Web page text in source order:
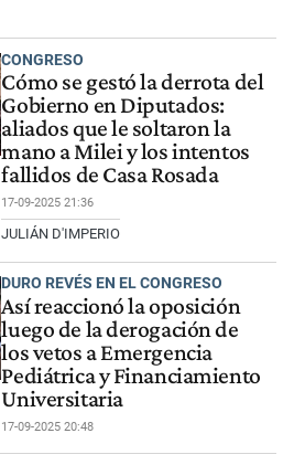
CONGRESO
Cómo se gestó la derrota del
Gobierno en Diputados:
aliados que le soltaron la
mano a Milei y los intentos
fallidos de Casa Rosada
17-09-2025 21:36
JULIÁN D'IMPERIO
DURO REVÉS EN EL CONGRESO
Así reaccionó la oposición
luego de la derogación de
los vetos a Emergencia
Pediátrica y Financiamiento
Universitaria
17-09-2025 20:48